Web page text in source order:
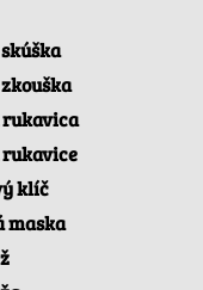
rukavica
rukavice
klíč
maska